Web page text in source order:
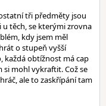
tři předměty jsou
u těch, se kterými zrovna
kdy jsem měl
o stupeň vyšší
každá obtížnost má cap
si mohl vykraftit. Což se
ale to zaskřípání tam